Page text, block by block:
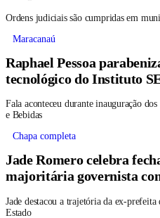
Ordens judiciais são cumpridas em
Maracanaú
Raphael Pessoa
tecnológico do Instituto
Fala aconteceu durante inauguração
e Bebidas
Chapa completa
Jade Romero celebra
majoritária governista
Jade destacou a trajetória da ex-
Estado